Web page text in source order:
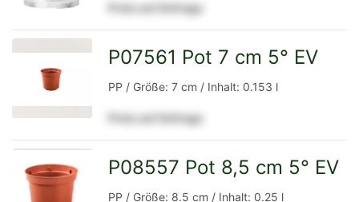
Detailseite
Preis auf Anfrage
Detailseite
P07561 Pot 7 cm 5° EV
PP / Größe: 7 cm / Inhalt: 0.153 l
Preis auf Anfrage
P08557 Pot 8,5 cm 5° EV
PP / Größe: 8.5 cm / Inhalt: 0.25 l